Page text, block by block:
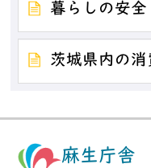
暮らしの安全
茨城県内の
麻生庁舎